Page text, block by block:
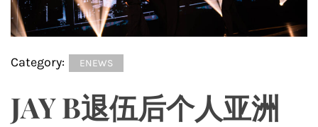
Category: ENEWS
JAY B退伍后个人亚洲